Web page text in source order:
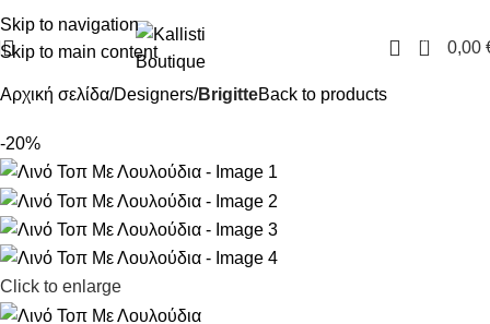
Skip to navigation
Skip to main content
0 0,00
Αρχική σελίδα Designers BrigitteBack to products
-20%
Click to enlarge